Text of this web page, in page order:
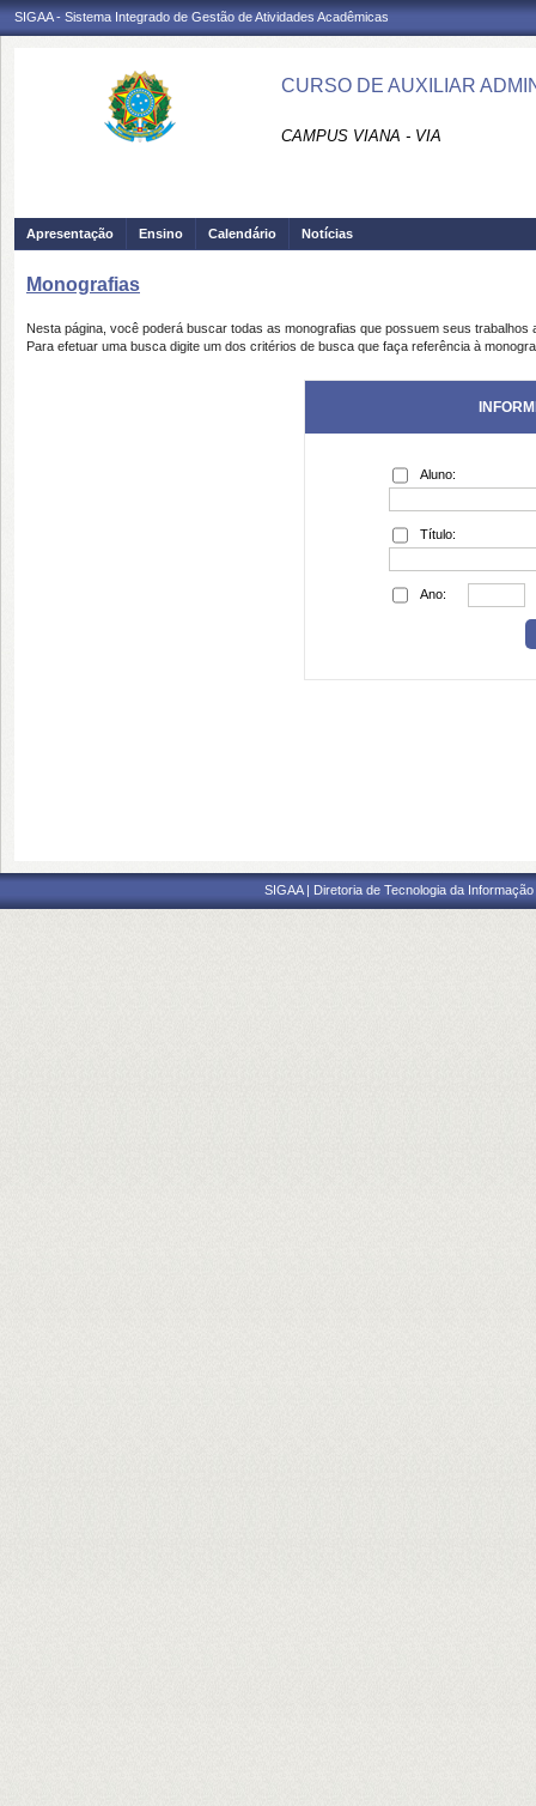
SIGAA - Sistema Integrado de Gestão de Atividades Acadêmicas
CURSO DE AUXILIAR
CAMPUS VIANA - VIA
Apresentação Ensino Calendário Notícias
Monografias
Nesta página, você poderá buscar todas as monografias que possuem seus trabalhos
Para efetuar uma busca digite um dos critérios de busca que faça referência à
Aluno:
Título:
Ano:
SIGAA | Diretoria de Tecnologia da